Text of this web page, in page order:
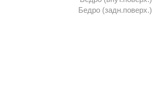
Бедро (задн.поверх.)